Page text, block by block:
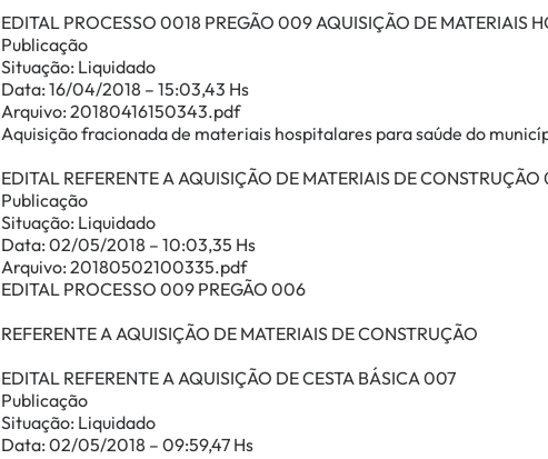
EDITAL PROCESSO 0018 PREGÃO 009 AQUISIÇÃO DE MATERIAIS
Publicação
Situação: Liquidado
Data: 16/04/2018 – 15:03,43 Hs
Arquivo: 20180416150343.pdf
Aquisição fracionada de materiais hospitalares para saúde do
EDITAL REFERENTE A AQUISIÇÃO DE MATERIAIS DE
Publicação
Situação: Liquidado
Data: 02/05/2018 – 10:03,35 Hs
Arquivo: 20180502100335.pdf
EDITAL PROCESSO 009 PREGÃO 006
REFERENTE A AQUISIÇÃO DE MATERIAIS DE CONSTRUÇÃO
EDITAL REFERENTE A AQUISIÇÃO DE CESTA BÁSICA 007
Publicação
Situação: Liquidado
Data: 02/05/2018 – 09:59,47 Hs